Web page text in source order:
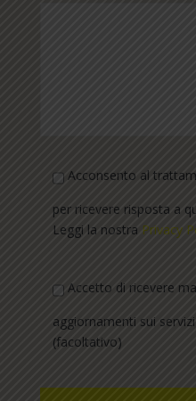
Acconsento al
per ricevere risposta a
Leggi la nostra Privacy
Accetto di ricevere
aggiornamenti sui
(facoltativo)